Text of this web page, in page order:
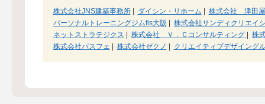
株式会社JNS建築事務所| ダイシン・リホーム
株式会社 津田屋
パーソナルトレーニングジムfis大阪
株式会社サンディクリエイ
ネットストラテジクス
株式会社 Ｖ．Ｃコンサルティング
株
株式会社パスフェ
株式会社ゼクノ クリエイティブデザイング